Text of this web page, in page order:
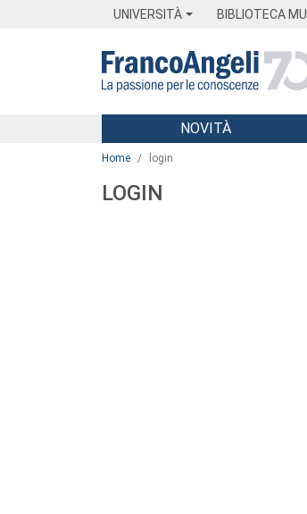
UNIVERSITÀ BIBLIOTECA
Menu
NOVITÀ
Home login
LOGIN